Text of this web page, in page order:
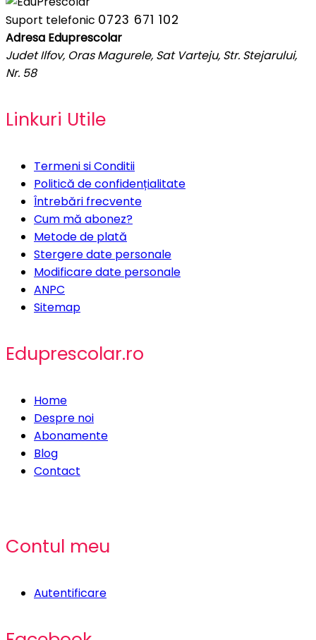
Suport telefonic 0723 671 102
Adresa Eduprescolar
Judet Ilfov, Oras Magurele, Sat Varteju, Str. Stejarului,
Nr. 58
Linkuri Utile
Termeni si Conditii
Politică de confidențialitate
Întrebări frecvente
Cum mă abonez?
Metode de plată
Stergere date personale
Modificare date personale
ANPC
Sitemap
Eduprescolar.ro
Home
Despre noi
Abonamente
Blog
Contact
Contul meu
Autentificare